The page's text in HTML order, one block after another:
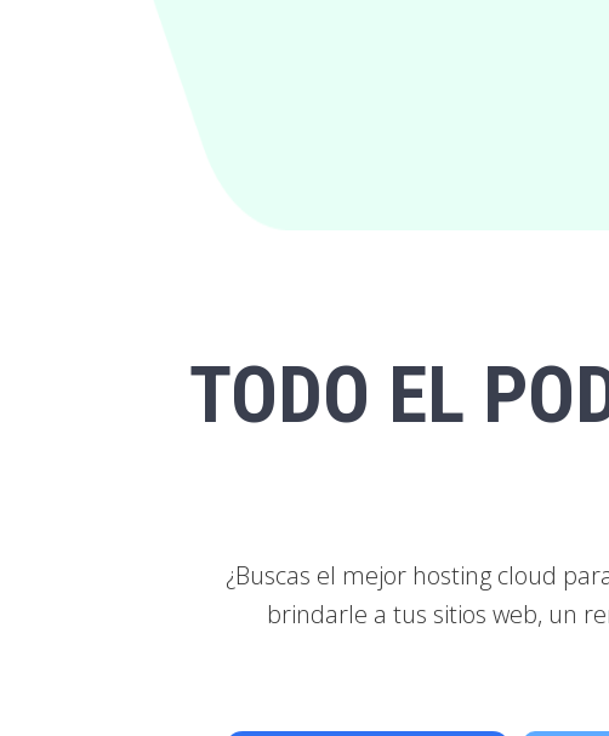
TODO EL
¿Buscas el mejor hosting cloud
brindarle a tus sitios web, un